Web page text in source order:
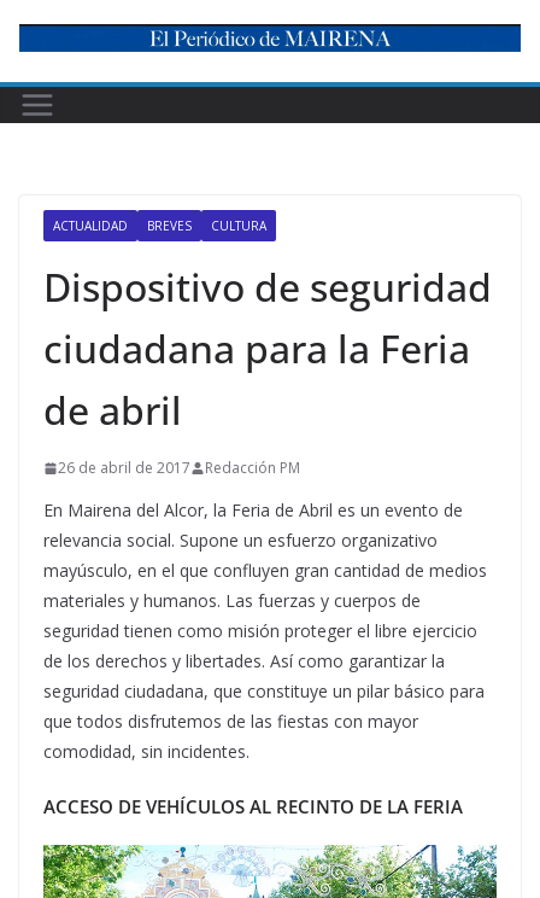
content
ACTUALIDAD BREVES CULTURA
Dispositivo de seguridad
ciudadana para la Feria
de abril
26 de abril de 2017 Redacción PM
En Mairena del Alcor, la Feria de Abril es un evento de
relevancia social. Supone un esfuerzo organizativo
mayúsculo, en el que confluyen gran cantidad de medios
materiales y humanos. Las fuerzas y cuerpos de
seguridad tienen como misión proteger el libre ejercicio
de los derechos y libertades. Así como garantizar la
seguridad ciudadana, que constituye un pilar básico para
que todos disfrutemos de las fiestas con mayor
comodidad, sin incidentes.
ACCESO DE VEHÍCULOS AL RECINTO DE LA FERIA